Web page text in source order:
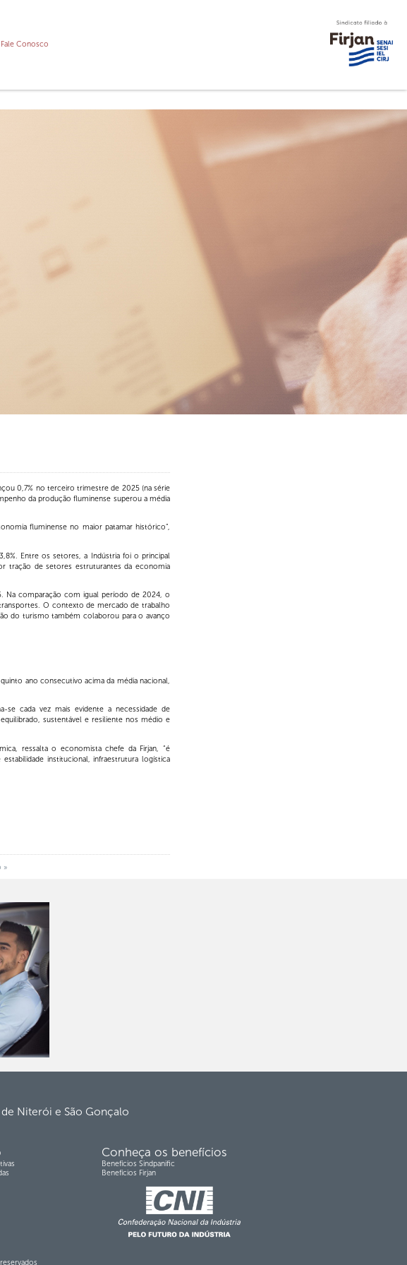
Fale Conosco
0,7% no terceiro trimestre de 2025 (na série
da produção fluminense superou a média
fluminense no maior patamar histórico”,
Entre os setores, a Indústria foi o principal
tração de setores estruturantes da economia
Na comparação com igual período de 2024, o
O contexto de mercado de trabalho
do turismo também colaborou para o avanço
ano consecutivo acima da média nacional,
cada vez mais evidente a necessidade de
sustentável e resiliente nos médio e
ressalta o economista chefe da Firjan, “é
institucional, infraestrutura logística
»
Niterói e São Gonçalo
Conheça os benefícios
Benefícios Sindpanific
Benefícios Firjan